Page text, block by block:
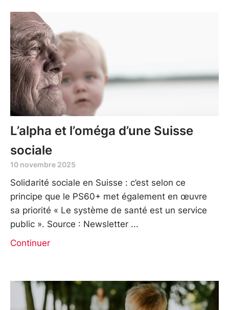
L’alpha et l’oméga d’une Suisse
sociale
10 novembre 2025
Solidarité sociale en Suisse : c’est selon ce
principe que le PS60+ met également en œuvre
sa priorité « Le système de santé est un service
public ». Source : Newsletter
Continuer